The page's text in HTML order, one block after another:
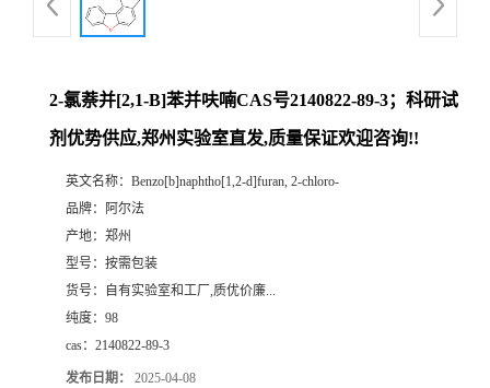
厅2-氯萘并[2,1-B]苯并呋喃CAS号2140822-89-3；科研试
剂优势供应,郑州实验室直发,质量保证欢迎咨询!!
英文名称： Benzo[b]naphtho[1,2-d]furan, 2-chloro-
品牌：
阿尔法
产地： 郑州
型号： 按需包装
货号：
自有实验室和工厂,质优价廉...
纯度： 98
cas： 2140822-89-3
发布日期： 2025-04-08